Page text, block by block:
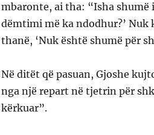
mbaronte, ai tha: “Isha shumë
dëmtimi më ka ndodhur?’ Nuk
thanë, ‘Nuk është shumë për
Në ditët që pasuan, Gjoshe
nga një repart në tjetrin për
kërkuar”.